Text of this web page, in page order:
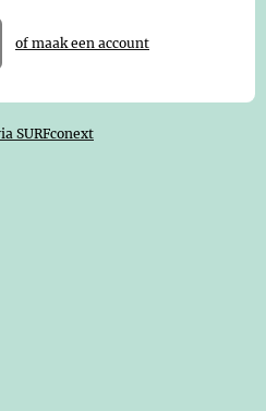
of maak een account
SURFconext